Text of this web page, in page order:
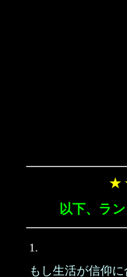
★
以下、ラ
1.
もし生活が信仰